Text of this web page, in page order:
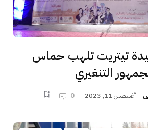
تيتريت تلهب حماس
التنغيري
أغسطس 11, 2023 0